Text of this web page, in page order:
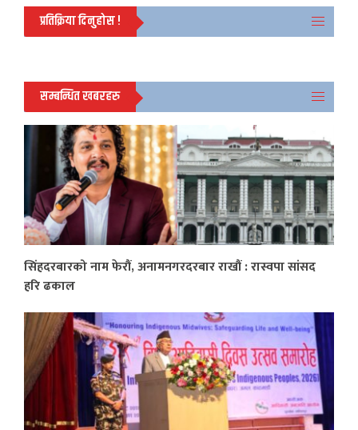
प्रतिक्रिया दिनुहोस !
सम्बन्धित खबरहरु
सिंहदरबारको नाम फेरौं, अनामनगरदरबार राखौं : रास्वपा सांसद
हरि ढकाल